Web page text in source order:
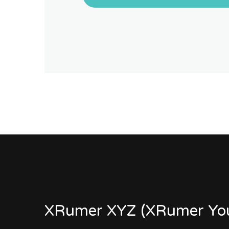
XRumer XYZ (XRumer